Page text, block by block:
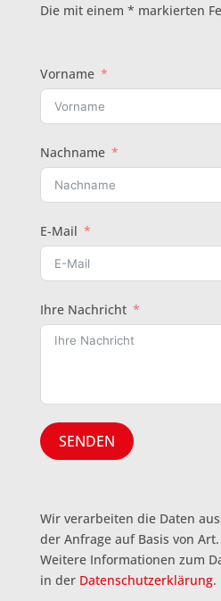
Die mit einem * markierten
Vorname
Nachname
E-Mail
Ihre Nachricht
SENDEN
Wir verarbeiten die Daten
der Anfrage auf Basis von Art.
Weitere Informationen zum
in der Datenschutzerklärung.